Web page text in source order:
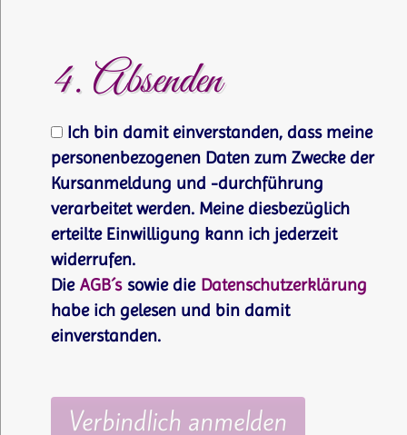
4. Absenden
Ich bin damit einverstanden, dass meine
personenbezogenen Daten zum Zwecke der
Kursanmeldung und -durchführung
verarbeitet werden. Meine diesbezüglich
erteilte Einwilligung kann ich jederzeit
widerrufen.
Die AGB´s sowie die Datenschutzerklärung
habe ich gelesen und bin damit
einverstanden.